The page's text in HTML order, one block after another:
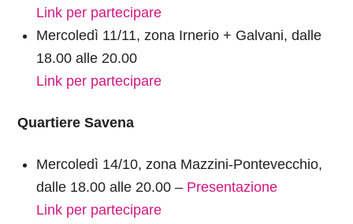
Link per partecipare
Mercoledì 11/11, zona Irnerio + Galvani, dalle
18.00 alle 20.00
Link per partecipare
Quartiere Savena
Mercoledì 14/10, zona Mazzini-Pontevecchio,
dalle 18.00 alle 20.00 – Presentazione
Link per partecipare